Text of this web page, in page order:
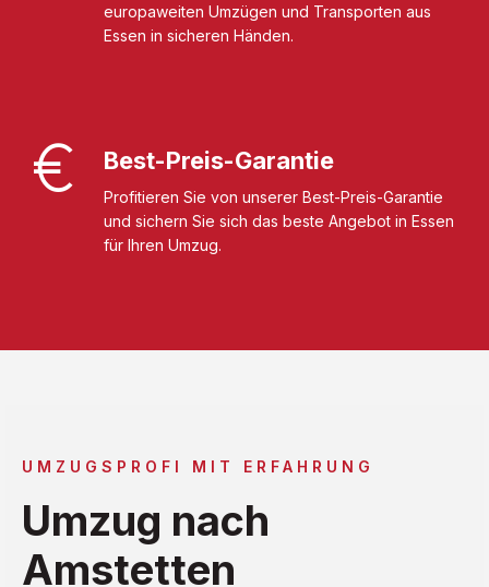
europaweiten Umzügen und Transporten aus
Essen in sicheren Händen.
Best-Preis-Garantie
Profitieren Sie von unserer Best-Preis-Garantie
und sichern Sie sich das beste Angebot in Essen
für Ihren Umzug.
UMZUGSPROFI MIT ERFAHRUNG
Umzug nach
Amstetten